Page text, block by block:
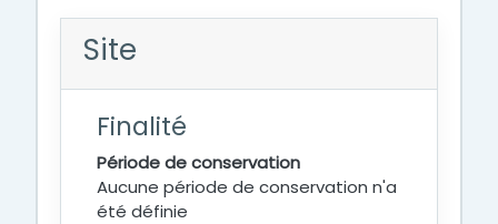
Site
Finalité
Période de conservation
Aucune période de conservation n'a
été définie